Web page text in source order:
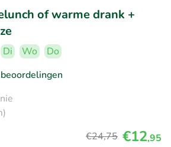
of warme drank +
Di Wo
Do
€24,75 €12,95